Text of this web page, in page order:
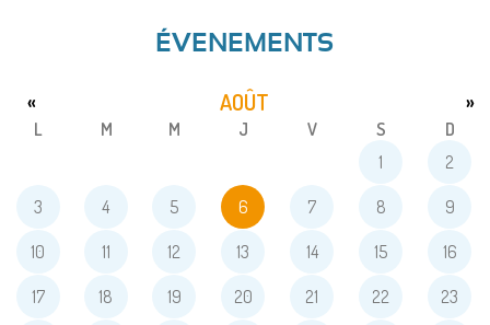
ÉVENEMENTS
AOÛT
« »
L M M J V S
D
1
2
3 4 5 6 7 8 9
10 11 12 13 14 15 16
17 18 19 20 21 22 23